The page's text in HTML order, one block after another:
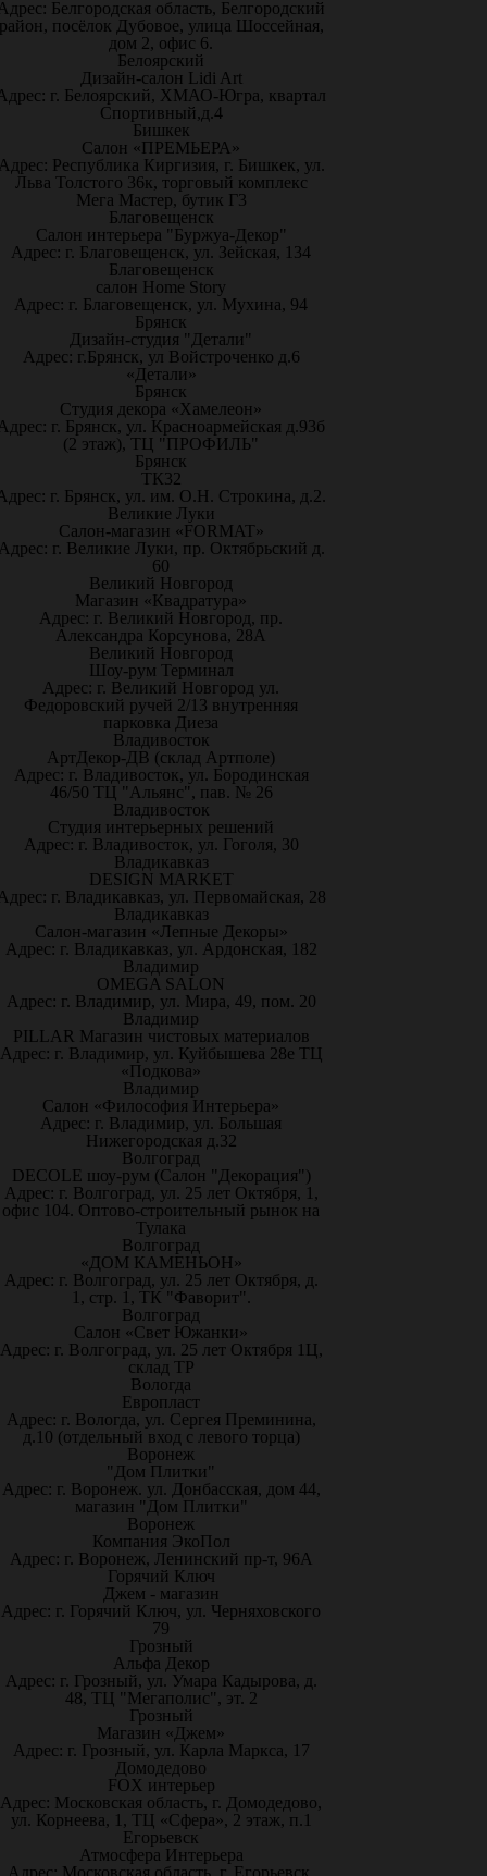
Белгородская область, Белгородский
посёлок Дубовое, улица Шоссейная,
дом 2, офис 6.
Белоярский
Дизайн-салон Lidi Art
г. Белоярский, ХМАО-Югра, квартал
Спортивный,д.4
Бишкек
Салон «ПРЕМЬЕРА»
Республика Киргизия, г. Бишкек, ул.
Льва Толстого 36к, торговый комплекс
Мега Мастер, бутик Г3
Благовещенск
Салон интерьера "Буржуа-Декор"
Адрес: г. Благовещенск, ул. Зейская, 134
Благовещенск
салон Home Story
Адрес: г. Благовещенск, ул. Мухина, 94
Брянск
Дизайн-студия "Детали"
Адрес: г.Брянск, ул Войстроченко д.6
«Детали»
Брянск
Студия декора «Хамелеон»
г. Брянск, ул. Красноармейская д.93б
(2 этаж), ТЦ "ПРОФИЛЬ"
Брянск
ТК32
г. Брянск, ул. им. О.Н. Строкина, д.2.
Великие Луки
Салон-магазин «FORMAT»
г. Великие Луки, пр. Октябрьский д.
60
Великий Новгород
Магазин «Квадратура»
Адрес: г. Великий Новгород, пр.
Александра Корсунова, 28А
Великий Новгород
Шоу-рум Терминал
Адрес: г. Великий Новгород ул.
Федоровский ручей 2/13 внутренняя
парковка Диеза
Владивосток
АртДекор-ДВ (склад Артполе)
Адрес: г. Владивосток, ул. Бородинская
46/50 ТЦ "Альянс", пав. № 26
Владивосток
Студия интерьерных решений
Адрес: г. Владивосток, ул. Гоголя, 30
Владикавказ
DESIGN MARKET
г. Владикавказ, ул. Первомайская, 28
Владикавказ
Салон-магазин «Лепные Декоры»
Адрес: г. Владикавказ, ул. Ардонская, 182
Владимир
OMEGA SALON
Адрес: г. Владимир, ул. Мира, 49, пом. 20
Владимир
PILLAR Магазин чистовых материалов
Адрес: г. Владимир, ул. Куйбышева 28е ТЦ
«Подкова»
Владимир
Салон «Философия Интерьера»
Адрес: г. Владимир, ул. Большая
Нижегородская д.32
Волгоград
DECOLE шоу-рум (Салон "Декорация")
Адрес: г. Волгоград, ул. 25 лет Октября, 1,
офис 104. Оптово-строительный рынок на
Тулака
Волгоград
«ДОМ КАМЕНЬОН»
Адрес: г. Волгоград, ул. 25 лет Октября, д.
1, стр. 1, ТК "Фаворит".
Волгоград
Салон «Свет Южанки»
Адрес: г. Волгоград, ул. 25 лет Октября 1Ц,
склад ТР
Вологда
Европласт
Адрес: г. Вологда, ул. Сергея Преминина,
д.10 (отдельный вход с левого торца)
Воронеж
"Дом Плитки"
Адрес: г. Воронеж. ул. Донбасская, дом 44,
магазин "Дом Плитки"
Воронеж
Компания ЭкоПол
Адрес: г. Воронеж, Ленинский пр-т, 96А
Горячий Ключ
Джем - магазин
Адрес: г. Горячий Ключ, ул. Черняховского
79
Грозный
Альфа Декор
Адрес: г. Грозный, ул. Умара Кадырова, д.
48, ТЦ "Мегаполис", эт. 2
Грозный
Магазин «Джем»
Адрес: г. Грозный, ул. Карла Маркса, 17
Домодедово
FOX интерьер
Адрес: Московская область, г. Домодедово,
ул. Корнеева, 1, ТЦ «Сфера», 2 этаж, п.1
Егорьевск
Атмосфера Интерьера
Адрес: Московская область, г. Егорьевск,